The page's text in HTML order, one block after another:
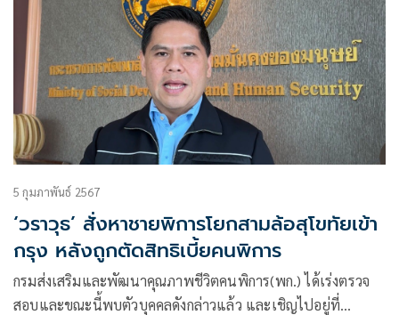
5 กุมภาพันธ์ 2567
‘วราวุธ’ สั่งหาชายพิการโยกสามล้อสุโขทัยเข้า
กรุง หลังถูกตัดสิทธิเบี้ยคนพิการ
กรมส่งเสริมและพัฒนาคุณภาพชีวิตคนพิการ(พก.) ได้เร่งตรวจ
สอบและขณะนี้พบตัวบุคคลดังกล่าวแล้ว และเชิญไปอยู่ที่